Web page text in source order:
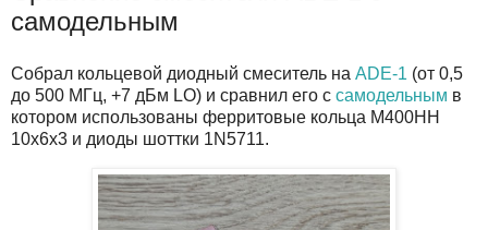
самодельным
Собрал кольцевой диодный смеситель на ADE-1 (от 0,5
до 500 МГц, +7 дБм LO) и сравнил его с самодельным в
котором использованы ферритовые кольца М400НН
10х6х3 и диоды шоттки 1N5711.